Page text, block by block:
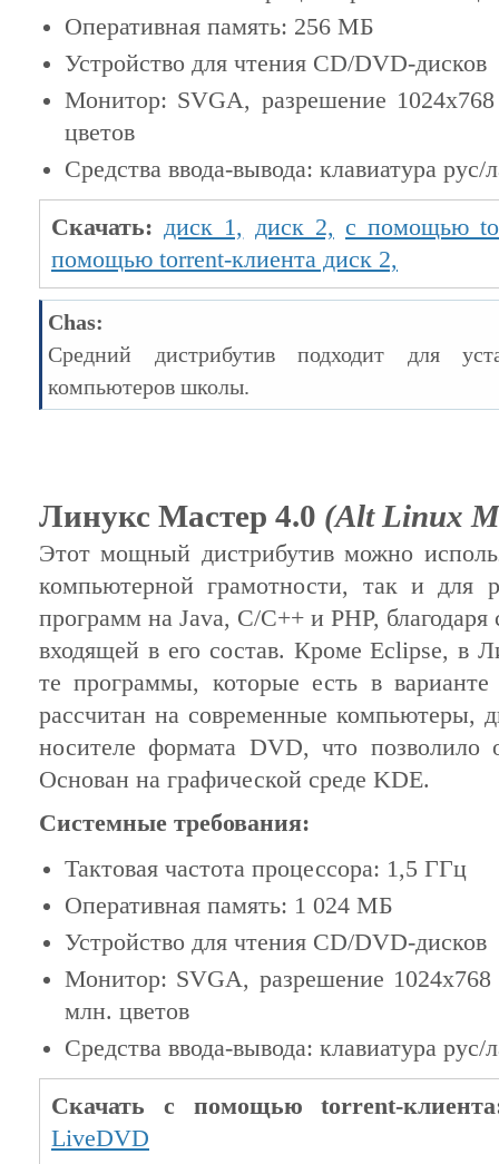
Оперативная память: 256 МБ
Устройство для чтения CD/DVD-дисков
Монитор: SVGA, разрешение
цветов
Средства ввода-вывода: клавиатура
Скачать: диск 1, диск 2, с помощью
помощью torrent-клиента диск 2,
Chas:
Средний дистрибутив подходит для
компьютеров школы.
Линукс Мастер 4.0 (Alt Linux
Этот мощный дистрибутив можно
компьютерной грамотности, так и для
программ на Java, C/C++ и PHP, благодаря
входящей в его состав. Кроме Eclipse, в
те программы, которые есть в
рассчитан на современные компьютеры,
носителе формата DVD, что позволило
Основан на графической среде KDE.
Системные требования:
Тактовая частота процессора: 1,5 ГГц
Оперативная память: 1 024 МБ
Устройство для чтения CD/DVD-дисков
Монитор: SVGA, разрешение
млн. цветов
Средства ввода-вывода: клавиатура
Скачать с помощью torrent-
LiveDVD